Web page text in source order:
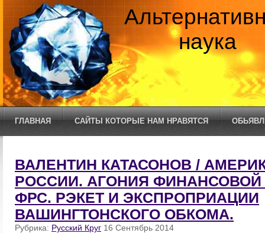
наука
ГЛАВНАЯ САЙТЫ КОТОРЫЕ НАМ НРАВЯТСЯ
ВАЛЕНТИН КАТАСОНОВ /
РОССИИ. АГОНИЯ
ФРС. РЭКЕТ И ЭКСПРОПРИАЦИИ
ВАШИНГТОНСКОГО ОБКОМА.
Рубрика: Русский Круг 16 Сентябрь 2014